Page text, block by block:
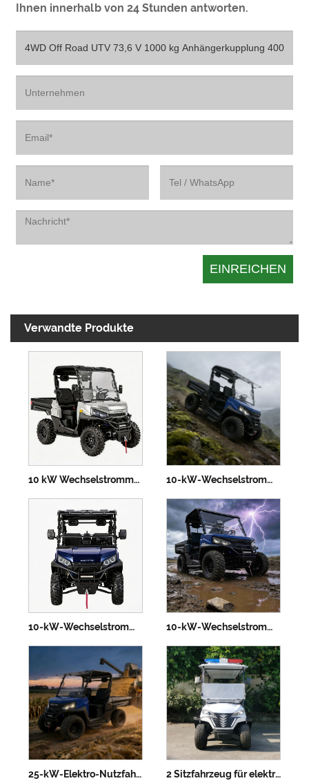
Ihnen innerhalb von 24 Stunden antworten.
Verwandte Produkte
10 kW Wechselstrommotor, Allradantrieb, robustes UTV, 73,6 V, 670 kg, elektrisches Hubbett 10-kW-Wechselstrommotor, Allradantrieb, UTV, 73,6 V, 150 Ah, 670 kg Belastung, 400 mm Wattiefe
10-kW-Wechselstrommotor, Allradantrieb, UTV, 73,6 V, 400 mm, Reichweite 80–100 km 10-kW-Wechselstrommotor, elektrischer UTV-Allradantrieb, 150-Ah-Batterie, 350-kg-Ladefläche
25-kW-Elektro-Nutzfahrzeug mit Ladeschaufel 2 Sitzfahrzeug für elektrische Sicherheitsfahrzeuge